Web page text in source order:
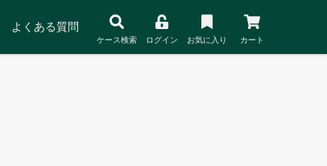
よくある質問
ケース検索 ログイン お気に入り カート